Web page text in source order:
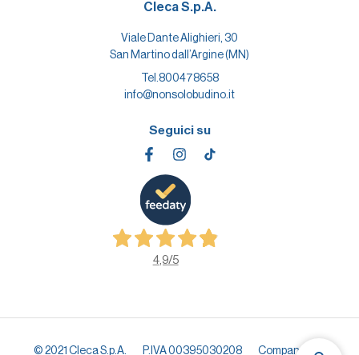
Cleca S.p.A.
Viale Dante Alighieri, 30
San Martino dall’Argine (MN)
Tel.800478658
info@nonsolobudino.it
Seguici su
4,9/5
© 2021 Cleca S.p.A. P.IVA 00395030208 Company info